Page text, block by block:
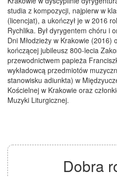
studia z kompozycji, najpierw w
(licencjat), a ukończył je w 2016
Rychlika. Był dyrygentem chóru i
Dni Młodzieży w Krakowie (2016)
kończącej jubileusz 800-lecia
przewodnictwem papieża
wykładowcą przedmiotów
stanowisku adiunkta) w
Kościelnej w Krakowie oraz
Muzyki Liturgicznej.
Dobra